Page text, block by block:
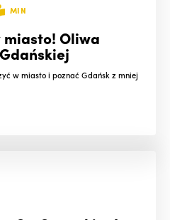
MIN
Oliwa
w miasto i poznać Gdańsk z mniej